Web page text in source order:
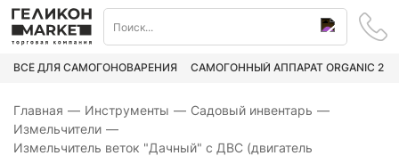
ВСЁ ДЛЯ САМОГОНОВАРЕНИЯ САМОГОННЫЙ АППАРАТ ORGANIC 2
Главная — Инструменты — Садовый инвентарь —
Измельчители —
Измельчитель веток "Дачный" с ДВС (двигатель